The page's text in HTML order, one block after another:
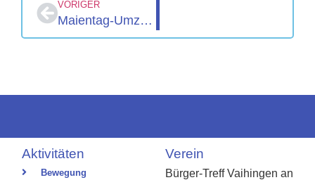
VORIGER
Maientag-Umzug 2026
Aktivitäten
Bewegung
Verein
Bürger-Treff Vaihingen an